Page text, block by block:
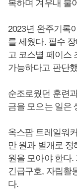
복하며 겨우내 불
2023년 완주기록
를 세웠다. 필수
고 코스별 페이스
가능하다고 판단
순조로웠던 훈련
금을 모으는 일은
옥스팜 트레일워
만 원과 별개로
원을 모아야 한다
긴급구호, 자립활
다.